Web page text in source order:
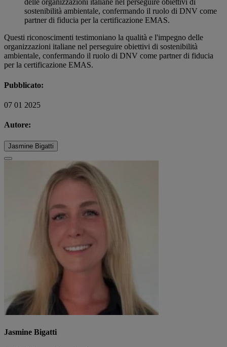
delle organizzazioni italiane nel perseguire obiettivi di
sostenibilità ambientale, confermando il ruolo di DNV come
partner di fiducia per la certificazione EMAS.
Questi riconoscimenti testimoniano la qualità e l'impegno delle
organizzazioni italiane nel perseguire obiettivi di sostenibilità
ambientale, confermando il ruolo di DNV come partner di fiducia
per la certificazione EMAS.
Pubblicato:
07 01 2025
Autore:
Jasmine Bigatti
Jasmine Bigatti